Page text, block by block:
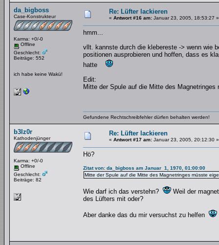
da_bigboss
Case-Konstrukteur
Karma: +0/-0
Offline
Geschlecht:
Beiträge: 552
ich habe keine Wakü!
Re: Lüfter lackieren
« Antwort #16 am: Januar 23, 2005, 18:53:27 »
hmm...
vllt. kannste durch die klebereste -> wenn wie
positionen ausprobieren und hoffen, dass es
hatte
Edit:
Mitte der Spule auf die Mitte des Magnetringes
Gefundene Rechtschreibfehler dürfen behalten werden!
b3lz0r
Kathodenjünger
Karma: +0/-0
Offline
Geschlecht:
Beiträge: 82
Re: Lüfter lackieren
« Antwort #17 am: Januar 23, 2005, 20:12:30 »
Hö?
Zitat von: da_bigboss am Januar 1, 1970, 01:00:00
Mitte der Spule auf die Mitte des Magnetringes müsste
Wie darf ich das verstehn?
Weil der
des Lüfters mit oder?
Aber danke das du mir versuchst zu helfen